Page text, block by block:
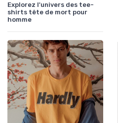
Explorez l'univers des tee-
shirts tête de mort pour
homme